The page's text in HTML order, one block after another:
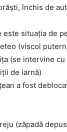
închis de
este situația de
(viscol
(se intervine cu
de iarnă)
a fost
(zăpadă